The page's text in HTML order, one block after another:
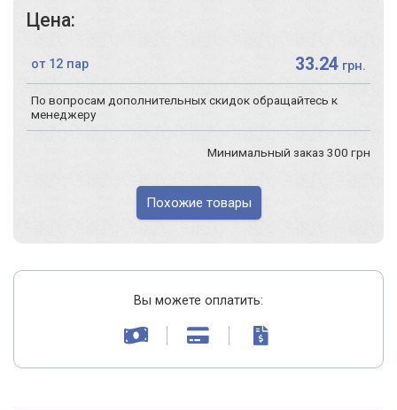
Цена:
от 12 пар 33.24 грн.
По вопросам дополнительных скидок обращайтесь к
менеджеру
Минимальный заказ 300 грн
Похожие товары
Вы можете оплатить: